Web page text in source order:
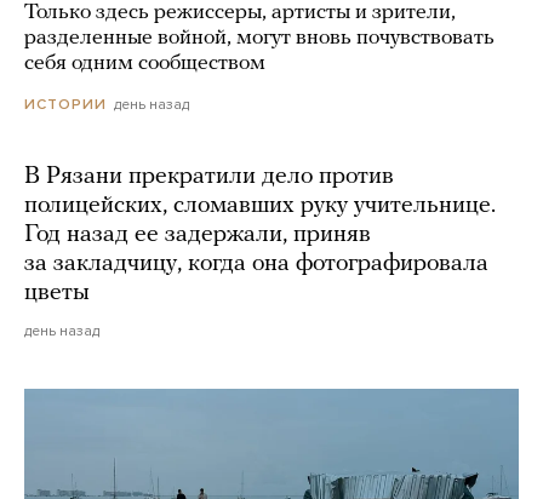
Только здесь режиссеры, артисты и зрители,
разделенные войной, могут вновь почувствовать
себя одним сообществом
ИСТОРИИ день назад
В Рязани прекратили дело против
полицейских, сломавших руку учительнице.
Год назад ее задержали, приняв
за закладчицу, когда она фотографировала
цветы
день назад